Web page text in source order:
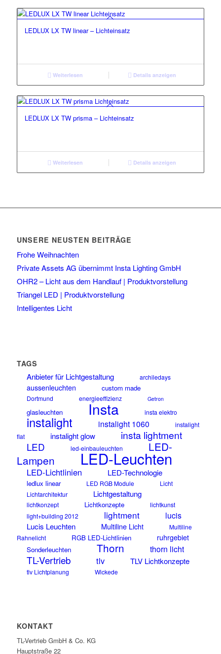
LEDLUX LX TW linear – Lichteinsatz
Weiterlesen Details anzeigen
LEDLUX LX TW prisma – Lichteinsatz
Weiterlesen Details anzeigen
UNSERE NEUSTEN BEITRÄGE
Frohe Weihnachten
Private Assets AG übernimmt Insta Lighting GmbH
OHR2 – Licht aus dem Handlauf | Produktvorstellung
Triangel LED | Produktvorstellung
Intelligentes Licht
TAGS
Anbieter für Lichtgestaltung archiledays
aussenleuchten custom made
Dortmund energieeffizienz Getron
glasleuchten Insta insta elektro
instalight instalight 1060
instalight
flat
instalight glow
insta lightment
LED
led-einbauleuchten
LED-
Lampen
LED-Leuchten
LED-Lichtlinien LED-Technologie
ledlux linear LED RGB Module
Licht
Lichtarchitektur
Lichtgestaltung
lichtkonzept Lichtkonzepte
lichtkunst
light+building 2012
lightment lucis
Lucis Leuchten Multiline Licht
Multiline
Rahnelicht
RGB LED-Lichtlinien ruhrgebiet
Sonderleuchten Thorn thorn licht
TL-Vertrieb tlv TLV Lichtkonzepte
tlv Lichtplanung Wickede
KONTAKT
TL-Vertrieb GmbH & Co. KG
Hauptstraße 22